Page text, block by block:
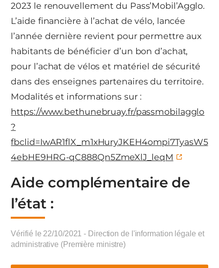
2023 le renouvellement du Pass’Mobil’Agglo.
L’aide financière à l’achat de vélo, lancée
l’année dernière revient pour permettre aux
habitants de bénéficier d’un bon d’achat,
pour l’achat de vélos et matériel de sécurité
dans des enseignes partenaires du territoire.
Modalités et informations sur :
https://www.bethunebruay.fr/passmobilagglo
?
fbclid=IwAR1flX_m1xHuryJKEH4ompi7TyasW5
4ebHE9HRG-qC888Qn5ZmeXlJ_leqM
Aide complémentaire de
l’état :
Vérifié le 22/10/2021 - Direction de l'information légale et
administrative (Première ministre)